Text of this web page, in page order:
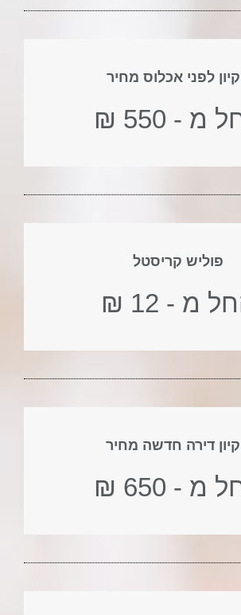
לפני אכלוס מחיר
מ - 550 ₪
פוליש קריסטל
מ - 12 ₪
דירה חדשה מחיר
מ - 650 ₪